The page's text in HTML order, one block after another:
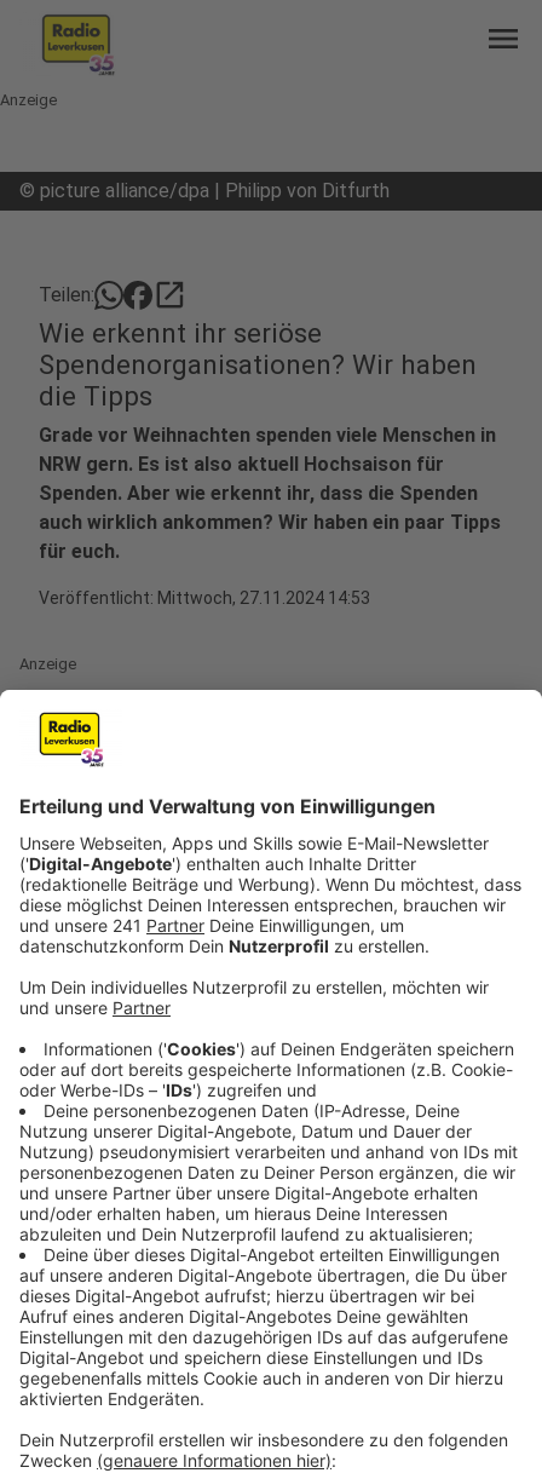
menu
Anzeige
© picture alliance/dpa | Philipp von Ditfurth
Teilen: open_in_new
Wie erkennt ihr seriöse
Spendenorganisationen? Wir haben
die Tipps
Grade vor Weihnachten spenden viele Menschen in
NRW gern. Es ist also aktuell Hochsaison für
Spenden. Aber wie erkennt ihr, dass die Spenden
auch wirklich ankommen? Wir haben ein paar Tipps
für euch.
Veröffentlicht: Mittwoch, 27.11.2024 14:53
Anzeige
Auf das Spendensiegel achten
Anzeige
Hilfswerke können vom Deutschen Zentralinstitut für
soziale Fragen (DZI) ein Spendensiegel bekommen.
Das tragen rund 280 Organisationen, unter anderem
Geld und belegt, dass eine Organisation mit den
Außerdem gibt es noch Siegel vom Deutschen
Spendenrat, der alle drei Jahre seine
Mitgliedsorganisationen durch Wirtschaftsprüfer
kontrolliert und vom Verband Entwicklungspolitik und
Humanitäre Hilfe.
Anzeige
Sach- oder Geldspenden?
Anzeige
Grundsätzlich sind Geldspenden für die Organisationen
besser einsetzbar. Sachspenden müssen oft